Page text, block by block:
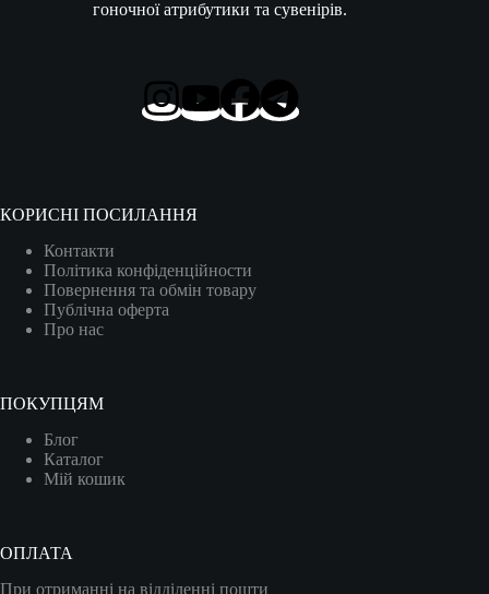
гоночної атрибутики та сувенірів.
КОРИСНІ ПОСИЛАННЯ
Контакти
Політика конфіденційности
Повернення та обмін товару
Публічна оферта
Про нас
ПОКУПЦЯМ
Блог
Каталог
Мій кошик
ОПЛАТА
При отриманні на відділенні пошти